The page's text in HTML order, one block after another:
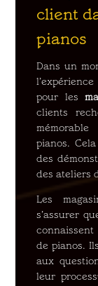
client
pianos
Dans un
pour les
clients
pianos.
des
des ateliers
Les
s’assurer
de pianos.
aux
leur